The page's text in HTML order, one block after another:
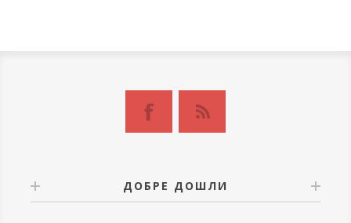
ДОБРЕ ДОШЛИ